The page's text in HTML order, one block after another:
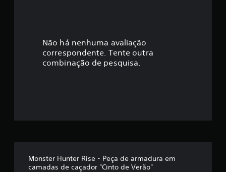
Não há nenhuma avaliação
correspondente. Tente outra
combinação de pesquisa.
Monster Hunter Rise - Peça de armadura em
camadas de caçador "Cinto de Verão"